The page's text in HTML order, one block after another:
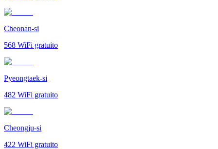
Cheonan-si
568 WiFi gratuito
Pyeongtaek-si
482 WiFi gratuito
Cheongju-si
422 WiFi gratuito